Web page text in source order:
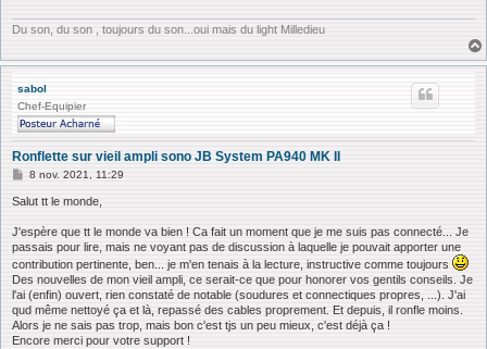
Du son, du son , toujours du son...oui mais du light Milledieu
sabol
Chef-Equipier
Ronflette sur vieil ampli sono JB System PA940 MK II
M
s
g
e
8 nov. 2021, 11:29
Salut tt le monde,
J'espère que tt le monde va bien ! Ca fait un moment que je me suis pas connecté... Je
passais pour lire, mais ne voyant pas de discussion à laquelle je pouvait apporter une
contribution pertinente, ben... je m'en tenais à la lecture, instructive comme toujours
Des nouvelles de mon vieil ampli, ce serait-ce que pour honorer vos gentils conseils. Je
l'ai (enfin) ouvert, rien constaté de notable (soudures et connectiques propres, ...). J'ai
qud même nettoyé ça et là, repassé des cables proprement. Et depuis, il ronfle moins.
Alors je ne sais pas trop, mais bon c'est tjs un peu mieux, c'est déjà ça !
Encore merci pour votre support !